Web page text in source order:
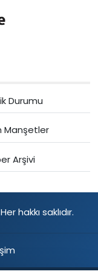
Durumu
Manşetler
Arşivi
hakkı saklıdır.